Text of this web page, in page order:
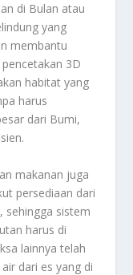
di Bulan atau
yang
membantu
3D
habitat yang
harus
dari Bumi,
makanan juga
persediaan dari
sehingga sistem
harus di
lainnya telah
dari es yang di